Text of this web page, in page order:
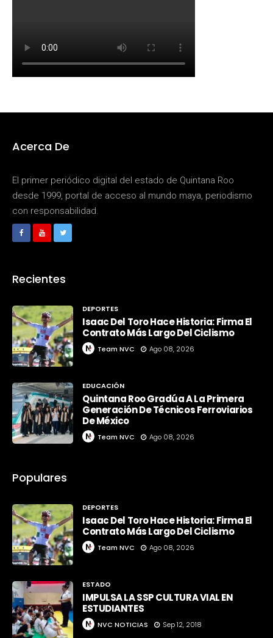
Acerca De
El primer periódico digital del estado de Quintana Roo
desde 1999, portal de acceso al mundo maya, periodismo
con responsabilidad.
Recientes
DEPORTES
Isaac Del Toro Hace Historia: Firma El
Contrato Más Largo Del Ciclismo
Team NVC Ago 08, 2026
EDUCACIÓN
Quintana Roo Gradúa A La Primera
Generación De Técnicos Ferroviarios
De México
Team NVC Ago 08, 2026
Populares
DEPORTES
Isaac Del Toro Hace Historia: Firma El
Contrato Más Largo Del Ciclismo
Team NVC Ago 08, 2026
ESTADO
IMPULSA LA SSP CULTURA VIAL EN
ESTUDIANTES
NVC NOTICIAS Sep 12, 2018